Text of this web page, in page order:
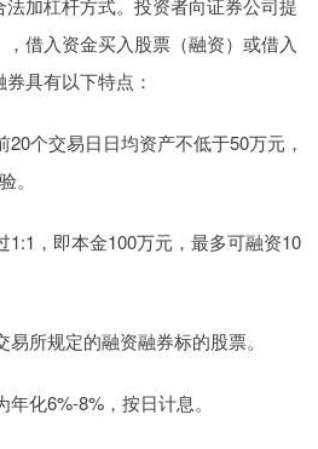
加杠杆方式。投资者向证券公司提
借入资金买入股票（融资）或借入
具有以下特点：
个交易日日均资产不低于50万元，
。
，即本金100万元，最多可融资10
所规定的融资融券标的股票。
化6%-8%，按日计息。